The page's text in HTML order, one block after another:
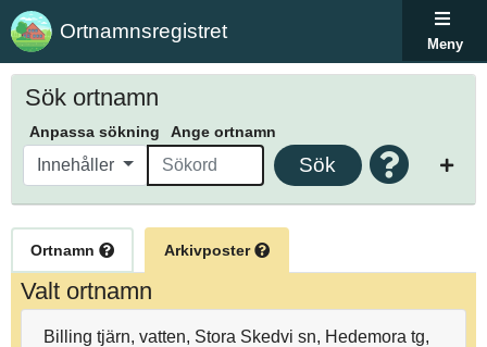
Ortnamnsregistret
Meny
Sök ortnamn
Anpassa sökning Ange ortnamn
Innehåller Sök
Ortnamn Arkivposter
Valt ortnamn
Billing tjärn, vatten, Stora Skedvi sn, Hedemora tg,